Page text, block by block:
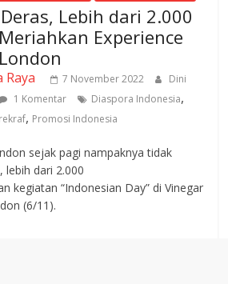
Lebih dari 2.000
Experience
7 November 2022
Dini
1 Komentar Diaspora Indonesia,
, Promosi Indonesia
sejak pagi nampaknya tidak
lebih dari 2.000
kegiatan “Indonesian Day” di Vinegar
(6/11).